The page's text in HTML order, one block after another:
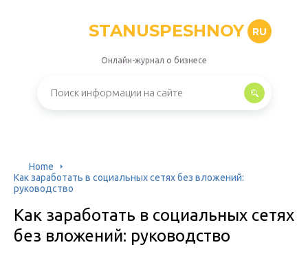
STANUSPESHNOY RU
Онлайн-журнал о бизнесе
Home
Как заработать в социальных сетях без вложений:
руководство
Как заработать в социальных сетях
без вложений: руководство